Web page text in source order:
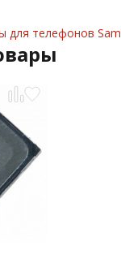
для телефонов